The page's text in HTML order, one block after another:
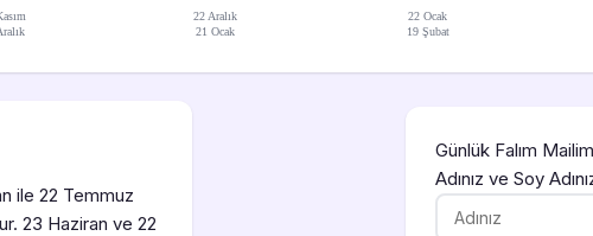
22 Aralık
21 Ocak
22 Ocak
19 Şubat
ile 22 Temmuz
23 Haziran ve 22
Günlük Falım
Adınız ve Soy